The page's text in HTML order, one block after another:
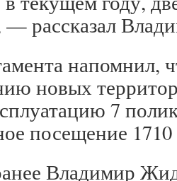
— рассказал
напомнил,
новых
7
посещение
Владимир